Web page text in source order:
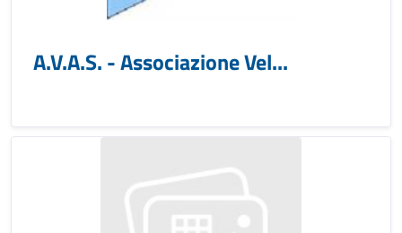
A.V.A.S. - Associazione Vel...